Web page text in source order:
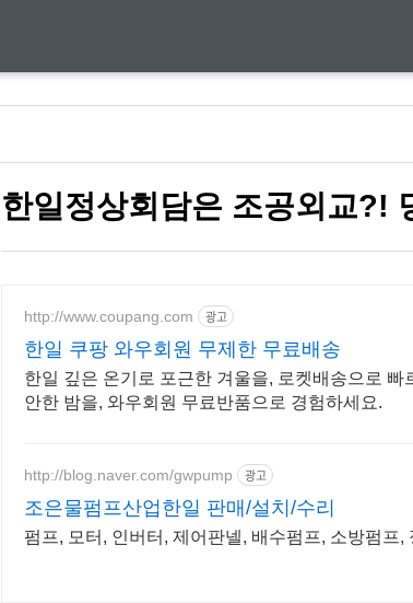
한일정상회담은 조공외교?!
http://www.coupang.com 광고
한일 쿠팡 와우회원 무제한 무료배송
한일 깊은 온기로 포근한 겨울을, 로켓배송으로
안한 밤을, 와우회원 무료반품으로 경험하세요.
http://blog.naver.com/gwpump 광고
조은물펌프산업한일 판매/설치/수리
펌프, 모터, 인버터, 제어판넬, 배수펌프, 소방펌프,